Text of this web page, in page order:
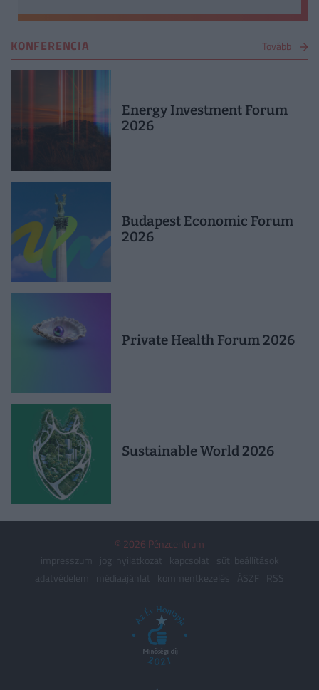
KONFERENCIA Tovább
Energy Investment Forum
2026
Budapest Economic Forum
2026
Private Health Forum 2026
Sustainable World 2026
© 2026 Pénzcentrum
impresszum
jogi nyilatkozat kapcsolat
süti beállítások
adatvédelem
médiaajánlat kommentkezelés ÁSZF RSS